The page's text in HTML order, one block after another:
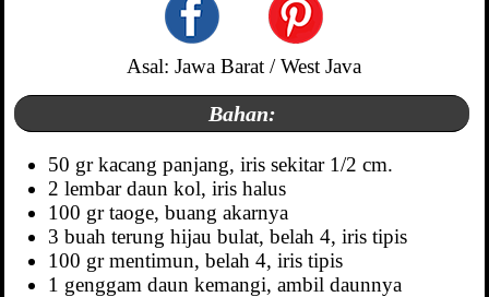
Asal: Jawa Barat / West Java
Bahan:
50 gr kacang panjang, iris sekitar 1/2 cm.
2 lembar daun kol, iris halus
100 gr taoge, buang akarnya
3 buah terung hijau bulat, belah 4, iris tipis
100 gr mentimun, belah 4, iris tipis
1 genggam daun kemangi, ambil daunnya